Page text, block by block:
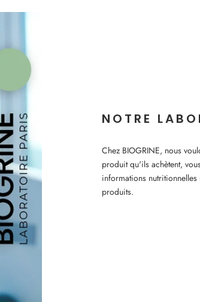
NOTRE
Chez BIOGRINE, nous
produit qu'ils achètent,
informations
produits.